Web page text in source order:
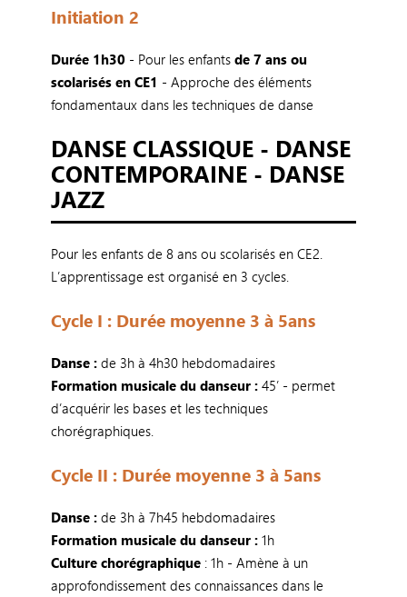
Initiation 2
Durée 1h30- Pour les enfants de 7 ans ou
scolarisés en CE1 - Approche des éléments
fondamentaux dans les techniques de danse
DANSE CLASSIQUE - DANSE
CONTEMPORAINE - DANSE
JAZZ
Pour les enfants de 8 ans ou scolarisés en CE2.
L’apprentissage est organisé en 3 cycles.
Cycle I : Durée moyenne 3 à 5ans
Danse : de 3h à 4h30 hebdomadaires
Formation musicale du danseur :45’ - permet
d’acquérir les bases et les techniques
chorégraphiques.
Cycle II : Durée moyenne 3 à 5ans
Danse : de 3h à 7h45 hebdomadaires
Formation musicale du danseur :1h
Culture chorégraphique: 1h - Amène à un
approfondissement des connaissances dans le